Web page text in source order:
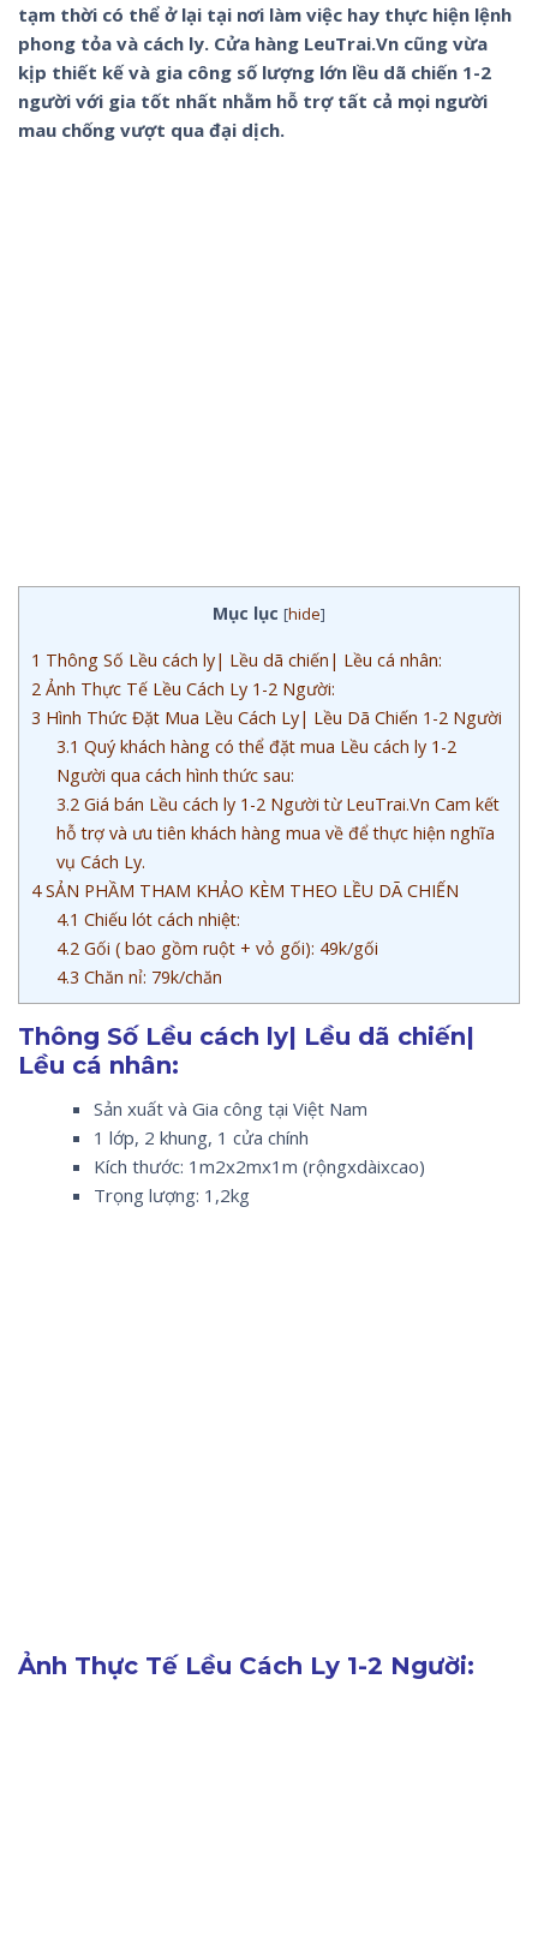
tạm thời có thể ở lại tại nơi làm việc hay thực hiện lệnh
phong tỏa và cách ly. Cửa hàng LeuTrai.Vn cũng vừa
kịp thiết kế và gia công số lượng lớn lều dã chiến 1-2
người với gia tốt nhất nhằm hỗ trợ tất cả mọi người
mau chống vượt qua đại dịch.
Mục lục [hide]
1 Thông Số Lều cách ly| Lều dã chiến| Lều cá nhân:
2 Ảnh Thực Tế Lều Cách Ly 1-2 Người:
3 Hình Thức Đặt Mua Lều Cách Ly| Lều Dã Chiến 1-2 Người
3.1 Quý khách hàng có thể đặt mua Lều cách ly 1-2
Người qua cách hình thức sau:
3.2 Giá bán Lều cách ly 1-2 Người từ LeuTrai.Vn Cam kết
hỗ trợ và ưu tiên khách hàng mua về để thực hiện nghĩa
vụ Cách Ly.
4SẢN PHẦM THAM KHẢO KÈM THEO LỀU DÃ CHIẾN
4.1 Chiếu lót cách nhiệt:
4.2 Gối ( bao gồm ruột + vỏ gối): 49k/gối
4.3 Chăn nỉ: 79k/chăn
Thông Số Lều cách ly| Lều dã chiến|
Lều cá nhân:
Sản xuất và Gia công tại Việt Nam
1 lớp, 2 khung, 1 cửa chính
Kích thước: 1m2x2mx1m (rộngxdàixcao)
Trọng lượng: 1,2kg
Ảnh Thực Tế Lều Cách Ly 1-2 Người: